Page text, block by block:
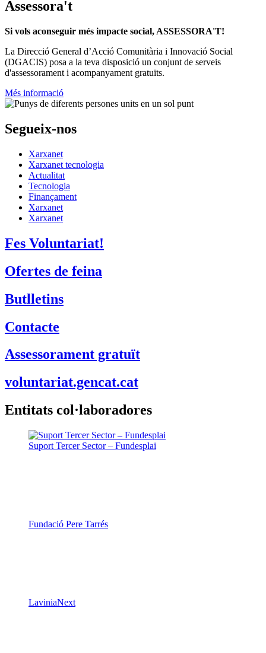
Assessora't
Si vols aconseguir més impacte social, ASSESSORA'T!
La Direcció General d’Acció Comunitària i Innovació Social
(DGACIS) posa a la teva disposició un conjunt de serveis
d'assessorament i acompanyament gratuïts.
Més informació
Segueix-nos
Xarxanet
Xarxanet tecnologia
Actualitat
Tecnologia
Finançament
Xarxanet
Xarxanet
Fes Voluntariat!
Ofertes de feina
Butlletins
Contacte
Assessorament gratuït
voluntariat.gencat.cat
Entitats col·laboradores
Suport Tercer Sector – Fundesplai
Fundació Pere Tarrés
LaviniaNext